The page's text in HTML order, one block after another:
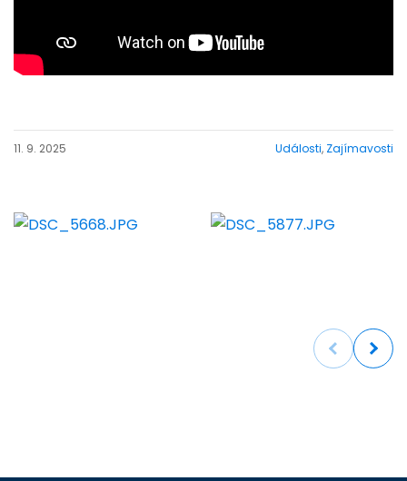
11. 9. 2025 Události, Zajímavosti
Previous Next